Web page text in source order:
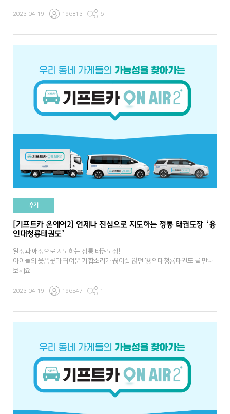
2023-04-19 196813 6
후기
[기프트카 온에어2] 언제나 진심으로 지도하는 정통 태권도장 ‘용
인대청룡태권도’
열정과 애정으로 지도하는 정통 태권도장!
아이들의 웃음꽃과 귀여운 기합소리가 끊이질 않던 '용인대청룡태권도'를 만나
보세요.
2023-04-19 196547 1